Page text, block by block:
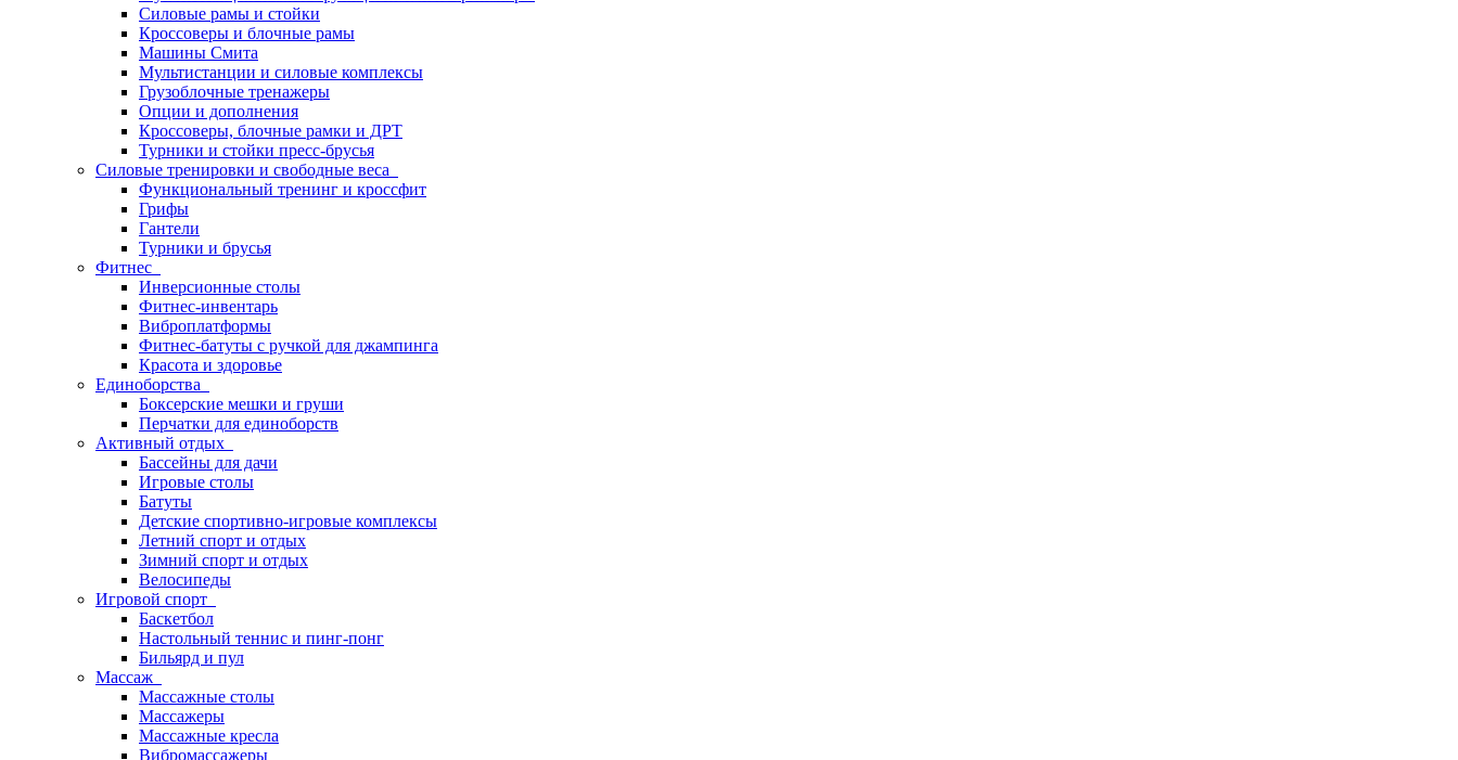
Силовые рамы и стойки
Кроссоверы и блочные рамы
Машины Смита
Мультистанции и силовые комплексы
Грузоблочные тренажеры
Опции и дополнения
Кроссоверы, блочные рамки и ДРТ
Турники и стойки пресс-брусья
Силовые тренировки и свободные веса
Функциональный тренинг и кроссфит
Грифы
Гантели
Турники и брусья
Фитнес
Инверсионные столы
Фитнес-инвентарь
Виброплатформы
Фитнес-батуты с ручкой для джампинга
Красота и здоровье
Единоборства
Боксерские мешки и груши
Перчатки для единоборств
Активный отдых
Бассейны для дачи
Игровые столы
Батуты
Детские спортивно-игровые комплексы
Летний спорт и отдых
Зимний спорт и отдых
Велосипеды
Игровой спорт
Баскетбол
Настольный теннис и пинг-понг
Бильярд и пул
Массаж
Массажные столы
Массажеры
Массажные кресла
Вибромассажеры